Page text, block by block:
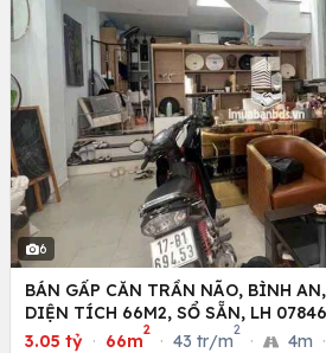
6
BÁN GẤP CĂN TRẦN NÃO, BÌNH
DIỆN TÍCH 66M2, SỔ SẴN, LH
3.05 tỷ · 66m
2
· 43 tr/m
2
· 4m ·